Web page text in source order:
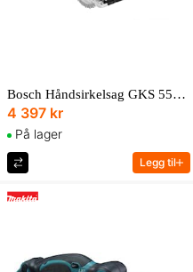
Bosch Håndsirkelsag GKS 55+ GCE Professional i pappeske med sekskantnøkkel
4 397 kr
På lager
Legg til